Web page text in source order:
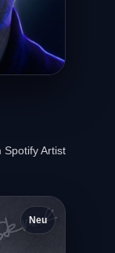
Spotify Artist
Neu